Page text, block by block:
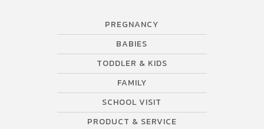
PREGNANCY
BABIES
TODDLER & KIDS
FAMILY
SCHOOL VISIT
PRODUCT & SERVICE